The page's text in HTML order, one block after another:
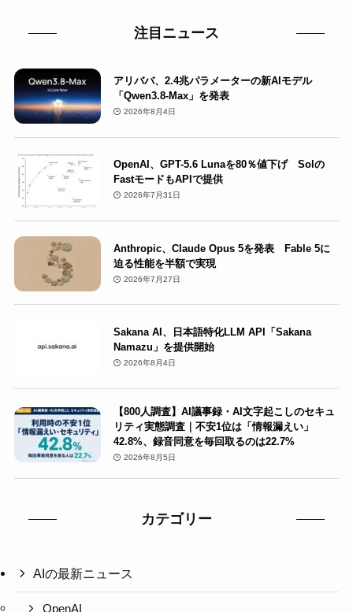
注目ニュース
アリババ、2.4兆パラメーターの新AIモデル
「Qwen3.8-Max」を発表
2026年8月4日
OpenAI、GPT-5.6 Lunaを80％値下げ Solの
FastモードもAPIで提供
2026年7月31日
Anthropic、Claude Opus 5を発表 Fable 5に
迫る性能を半額で実現
2026年7月27日
Sakana AI、日本語特化LLM API「Sakana
Namazu」を提供開始
2026年8月4日
【800人調査】AI議事録・AI文字起こしのセキュ
リティ実態調査｜不安1位は「情報漏えい」
42.8%、録音同意を毎回取るのは22.7%
2026年8月5日
カテゴリー
AIの最新ニュース
OpenAI